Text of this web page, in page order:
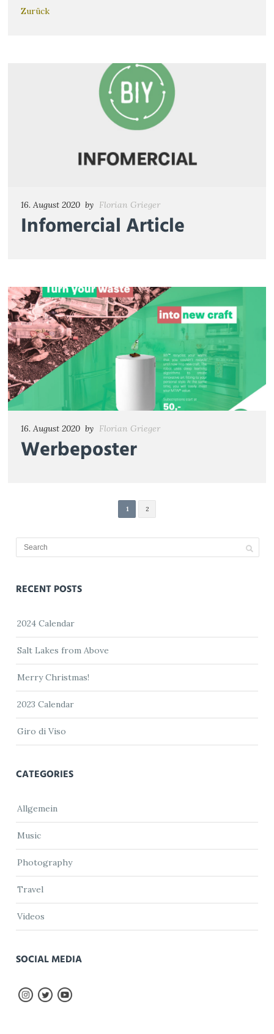
Zurück
16. August 2020 by Florian Grieger
Infomercial Article
16. August 2020 by Florian Grieger
Werbeposter
1 2
RECENT POSTS
2024 Calendar
Salt Lakes from Above
Merry Christmas!
2023 Calendar
Giro di Viso
CATEGORIES
Allgemein
Music
Photography
Travel
Videos
SOCIAL MEDIA